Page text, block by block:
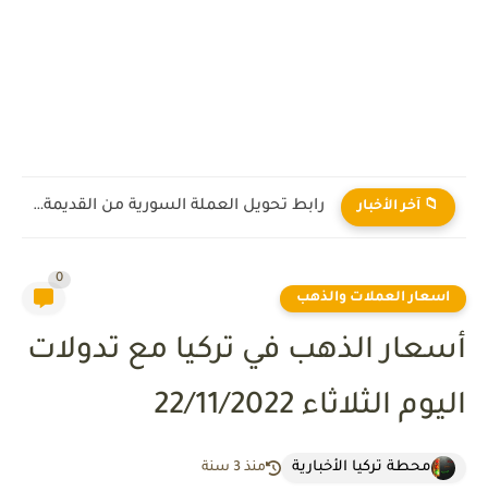
📁 آخر الأخبار رابط تحويل العملة السورية من القديمة إلى الجديدة 2026
اسعار العملات والذهب
0
أسعار الذهب في تركيا مع تدولات
اليوم الثلاثاء 22/11/2022
محطة تركيا الأخبارية منذ 3 سنة